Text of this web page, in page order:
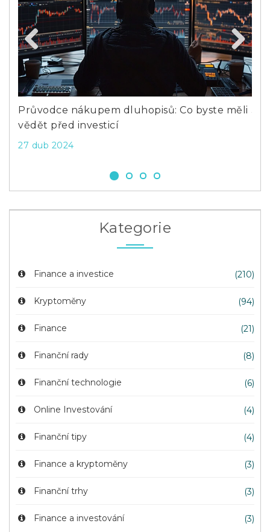
Průvodce nákupem dluhopisů: Co byste měli
vědět před investicí
27 dub 2024
Previous Next
Kategorie
Finance a investice (210)
Kryptoměny (94)
Finance (21)
Finanční rady (8)
Finanční technologie (6)
Online Investování (4)
Finanční tipy (4)
Finance a kryptoměny (3)
Finanční trhy (3)
Finance a investování (3)